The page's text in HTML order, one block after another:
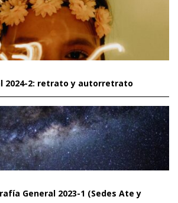
2024-2: retrato y autorretrato
General 2023-1 (Sedes Ate y